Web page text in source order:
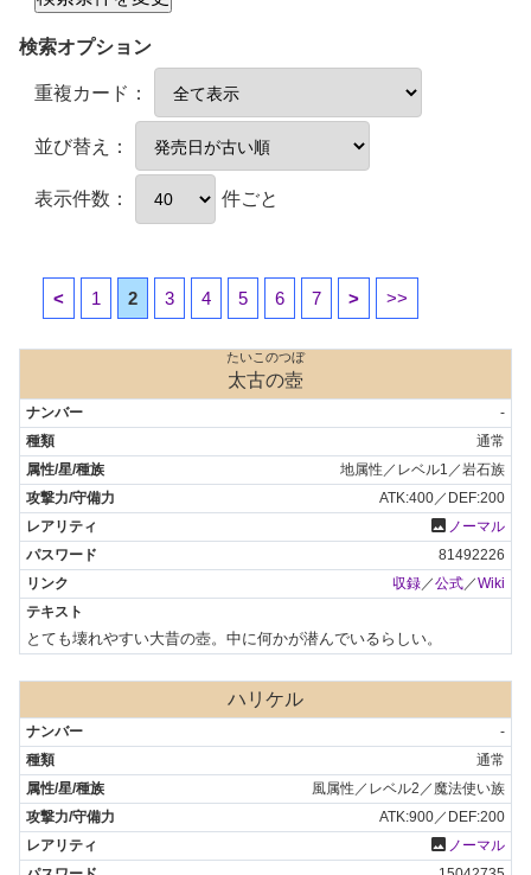
検索オプション
重複カード：
並び替え：
表示件数： 件ごと
< 1 2 3 4 5 6 7 > >>
たいこのつぼ
太古の壺
-
通常
地属性／レベル1／岩石族
ATK:400／DEF:200
photo ノーマル
81492226
収録／公式／Wiki
とても壊れやすい大昔の壺。中に何かが潜んでいるらしい。
ハリケル
-
通常
風属性／レベル2／魔法使い族
ATK:900／DEF:200
photo ノーマル